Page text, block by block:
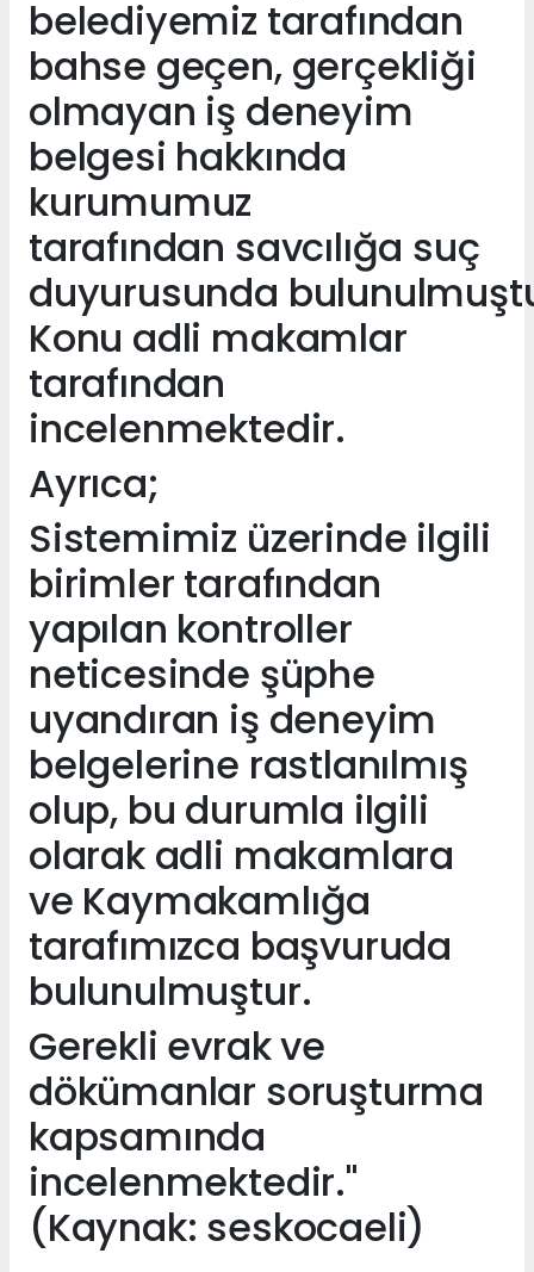
belediyemiz tarafından
bahse geçen, gerçekliği
olmayan iş deneyim
belgesi hakkında
kurumumuz
tarafından savcılığa suç
duyurusunda
Konu adli makamlar
tarafından
incelenmektedir.
Ayrıca;
Sistemimiz üzerinde ilgili
birimler tarafından
yapılan kontroller
neticesinde şüphe
uyandıran iş deneyim
belgelerine rastlanılmış
olup, bu durumla ilgili
olarak adli makamlara
ve Kaymakamlığa
tarafımızca başvuruda
bulunulmuştur.
Gerekli evrak ve
dökümanlar soruşturma
kapsamında
incelenmektedir."
(Kaynak: seskocaeli)